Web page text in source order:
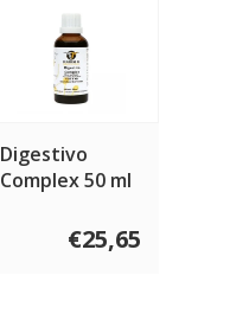
Digestivo
Complex 50 ml
€25,65